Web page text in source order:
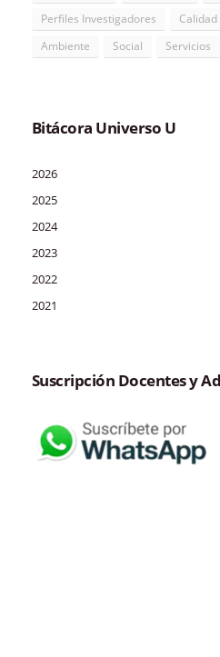
Perfiles Investigadores
Calidad
Ambiente
Social Servicios
Bitácora Universo U
2026
2025
2024
2023
2022
2021
Suscripción Docentes y